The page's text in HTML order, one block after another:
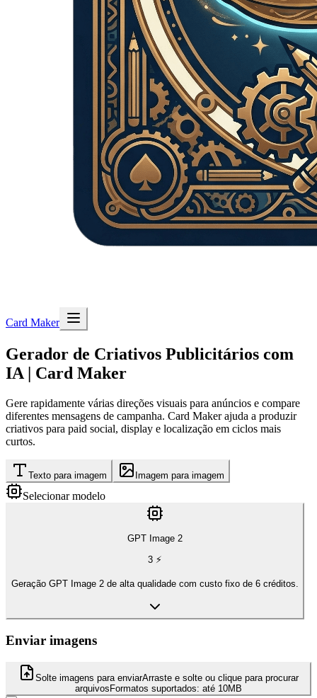
Card Maker
Gerador de Criativos Publicitários com
IA | Card Maker
Gere rapidamente várias direções visuais para anúncios e compare
diferentes mensagens de campanha. Card Maker ajuda a produzir
criativos para paid social, display e localização em ciclos mais
curtos.
Texto para imagem Imagem para imagem
Selecionar modelo
GPT Image 2
3 ⚡
Geração GPT Image 2 de alta qualidade com custo fixo de 6 créditos.
Enviar imagens
Solte imagens para enviarArraste e solte ou clique para procurar
arquivosFormatos suportados: até 10MB